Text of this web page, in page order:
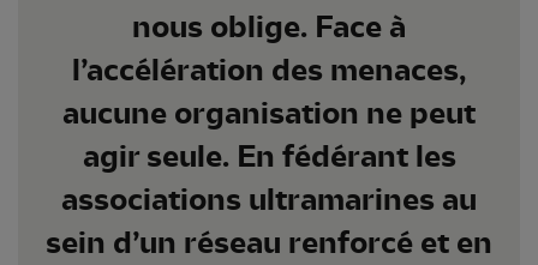
nous oblige. Face à
l’accélération des menaces,
aucune organisation ne peut
agir seule. En fédérant les
associations ultramarines au
sein d’un réseau renforcé et en